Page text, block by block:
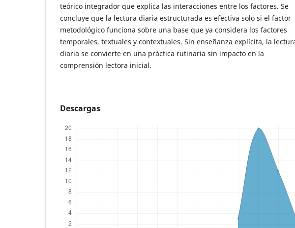
teórico integrador que explica las interacciones entre los factores. Se
concluye que la lectura diaria estructurada es efectiva solo si el factor
metodológico funciona sobre una base que ya considera los factores
temporales, textuales y contextuales. Sin enseñanza explícita, la
diaria se convierte en una práctica rutinaria sin impacto en la
comprensión lectora inicial.
Descargas